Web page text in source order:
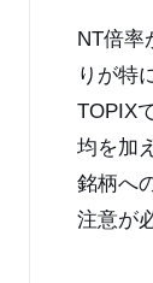
NT倍率
りが特
TOPIX
均を加
銘柄へ
注意が